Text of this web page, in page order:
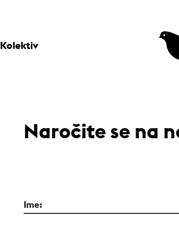
Kolektiv
Naročite se na
Ime: